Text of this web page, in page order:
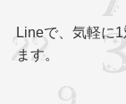
Lineで、気軽に
ます。